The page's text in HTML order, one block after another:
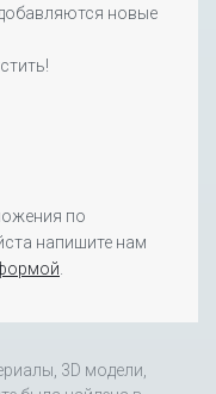
новые
по
напишите нам
.
3D модели,